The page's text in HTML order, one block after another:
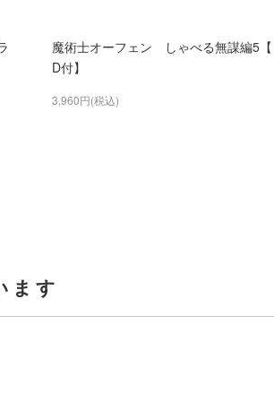
魔術士オーフェン しゃべる無謀編5
D付】
3,960円(税込)
ます